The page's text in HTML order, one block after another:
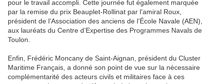
pour le travail accompli. Cette journée fut également marquée
par la remise du prix Beauplet-Rollinat par l’amiral Roux,
président de l’Association des anciens de l’École Navale (AEN),
aux lauréats du Centre d’Expertise des Programmes Navals de
Toulon.
Enfin, Frédéric Moncany de Saint-Aignan, président du Cluster
Maritime Français, a donné son point de vue sur la nécessaire
complémentarité des acteurs civils et militaires face à ces